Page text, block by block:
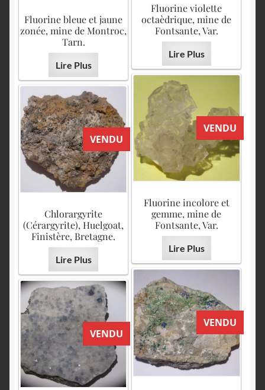
Fluorine violette
octaèdrique, mine de
Fontsante, Var.
Lire Plus
Fluorine bleue et jaune
zonée, mine de Montroc,
Tarn.
Lire Plus
VENDU
Fluorine incolore et
gemme, mine de
Fontsante, Var.
Lire Plus
VENDU
Chlorargyrite
(Cérargyrite), Huelgoat,
Finistère, Bretagne.
Lire Plus
VENDU
VENDU